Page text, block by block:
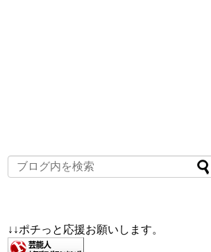
↓↓ポチっと応援お願いします。